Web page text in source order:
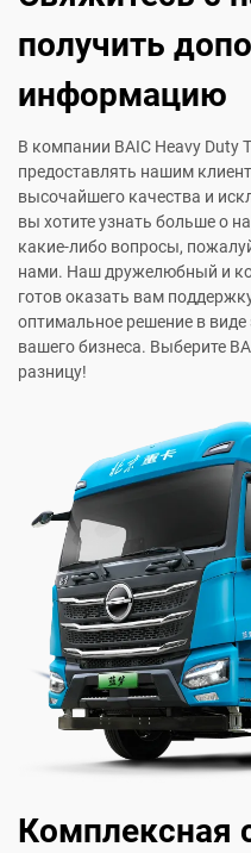
получить
информацию
В компании BAIC Heavy Duty
предоставлять нашим
высочайшего качества и
вы хотите узнать больше о
какие-либо вопросы,
нами. Наш дружелюбный и
готов оказать вам
оптимальное решение в виде
вашего бизнеса. Выберите
разницу!
Комплексная